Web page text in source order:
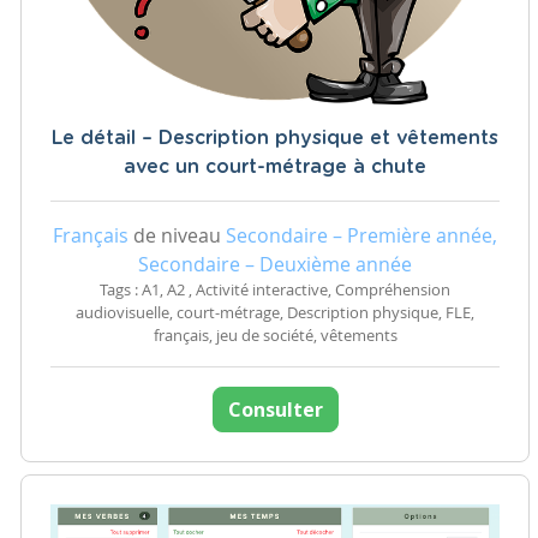
Le détail – Description physique et vêtements
avec un court-métrage à chute
Français de niveau Secondaire – Première année,
Secondaire – Deuxième année
Tags : A1, A2 , Activité interactive, Compréhension
audiovisuelle, court-métrage, Description physique, FLE,
français, jeu de société, vêtements
Consulter